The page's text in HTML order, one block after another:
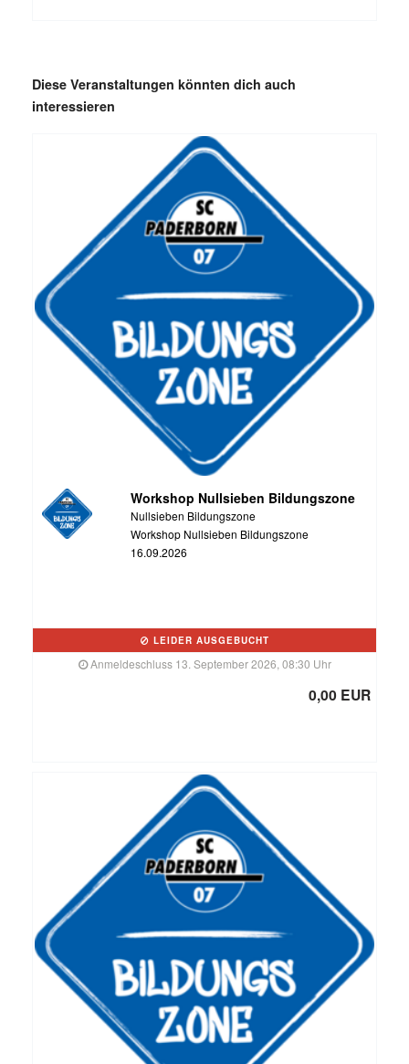
Diese Veranstaltungen könnten dich auch
interessieren
Workshop Nullsieben Bildungszone
Nullsieben Bildungszone
Workshop Nullsieben Bildungszone
16.09.2026
LEIDER AUSGEBUCHT
Anmeldeschluss 13. September 2026, 08:30 Uhr
0,00 EUR